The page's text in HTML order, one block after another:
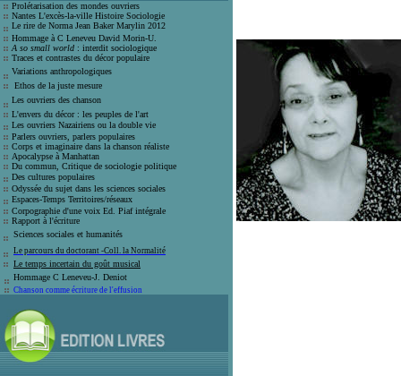
Prolétarisation des mondes ouvriers
Nantes L'excès-la-ville Histoire Sociologie
Le rire de Norma Jean Baker Marylin 2012
Hommage à C Leneveu David Morin-U.
A so small world : interdit sociologique
Traces et contrastes du décor populaire
Variations anthropologiques
Ethos de la juste mesure
Les ouvriers des chanson
L'envers du décor : les peuples de l'art
Les ouvriers Nazairiens ou la double vie
Parlers ouvriers, parlers populaires
Corps et imaginaire dans la chanson réaliste
Apocalypse à Manhattan
Du commun, Critique de sociologie politique
Des cultures populaires
Odyssée du sujet dans les sciences sociales
Espaces-Temps Territoires/réseaux
Corpographie d'une voix Ed. Piaf intégrale
Rapport à l'écriture
Sciences sociales et humanités
Le parcours du doctorant -Coll. la Normalité
Le temps incertain du goût musical
Hommage C Leneveu-J . Deniot
Chanson comme écriture de l'effusion